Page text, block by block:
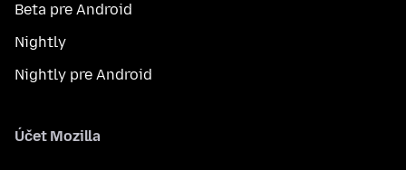
Beta pre Android
Nightly
Nightly pre Android
Účet Mozilla